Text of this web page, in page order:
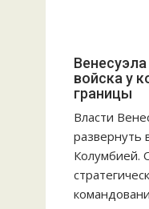
войска у
границы
Власти
развернуть
Колумбией.